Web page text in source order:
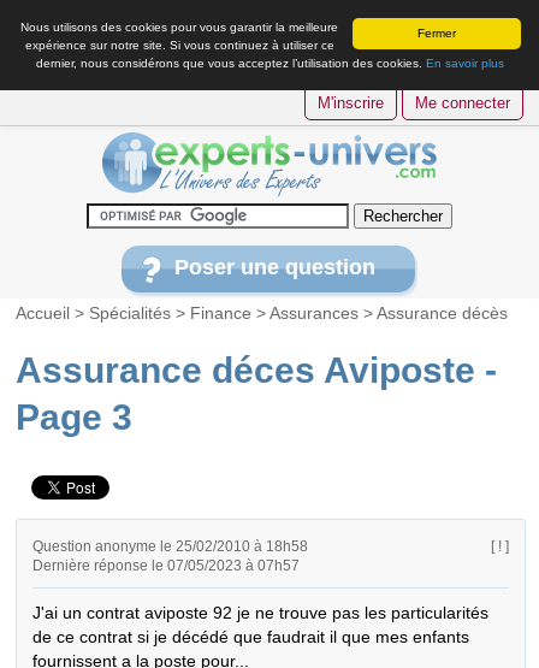
Fermer
Nous utilisons des cookies pour vous garantir la meilleure
expérience sur notre site. Si vous continuez à utiliser ce
dernier, nous considérons que vous acceptez l’utilisation des cookies. En savoir plus
M'inscrire Me connecter
Poser une question
Accueil > Spécialités > Finance >Assurances >Assurance décès
Assurance déces Aviposte -
Page 3
Question anonyme le 25/02/2010 à 18h58
Dernière réponse le 07/05/2023 à 07h57
[ ! ]
J'ai un contrat aviposte 92 je ne trouve pas les particularités
de ce contrat si je décédé que faudrait il que mes enfants
fournissent a la poste pour...